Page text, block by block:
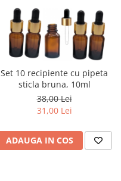
Set 10 recipiente cu pipeta
sticla bruna, 10ml
38,00 Lei
31,00 Lei
ADAUGA IN COS